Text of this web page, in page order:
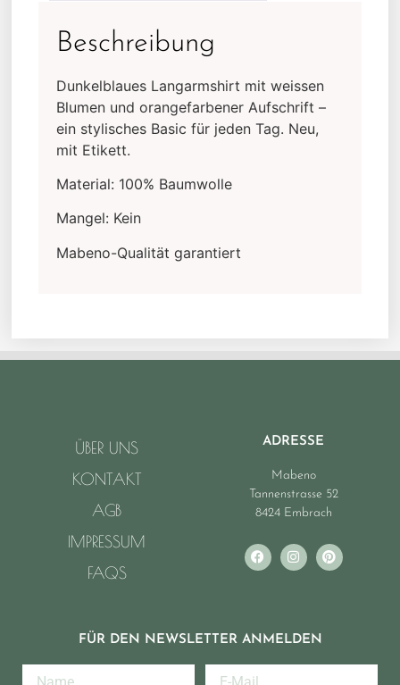
Beschreibung
Dunkelblaues Langarmshirt mit weissen
Blumen und orangefarbener Aufschrift –
ein stylisches Basic für jeden Tag. Neu,
mit Etikett.
Material: 100% Baumwolle
Mangel: Kein
Mabeno-Qualität garantiert
ÜBER UNS
KONTAKT
AGB
IMPRESSUM
FAQS
ADRESSE
Mabeno
Tannenstrasse 52
8424 Embrach
FÜR DEN NEWSLETTER ANMELDEN